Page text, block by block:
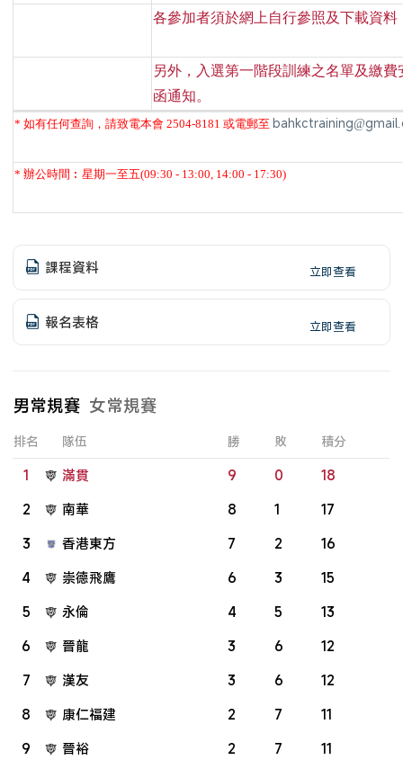
各參加者須於網上自行參照及下載資料
另外，入選第一階段訓練之名單及繳
函通知。
*如有任何查詢，請致電本會 2504-8181 或電郵至
*辦公時間︰星期一至五(09:30 - 13:00, 14:00 - 17:30)
課程資料 立即查看
報名表格 立即查看
男常規賽 女常規賽
排名 隊伍 勝 敗 積分
1 滿貫 9 0
18
2
南華 8 1
17
3
香港東方 7 2
16
4
崇德飛鷹 6 3
15
5
永倫 4 5
13
6
晉龍 3 6
12
7
漢友 3 6
12
8
康仁福建 2 7
11
9
晉裕 2 7
11